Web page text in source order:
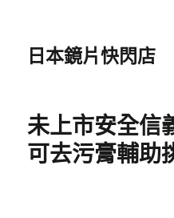
日本鏡片快閃店
未上市安全信
可去污膏輔助